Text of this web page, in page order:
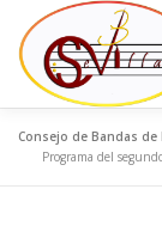
contenido
EL CONSEJO
Consejo de Bandas
Programa del